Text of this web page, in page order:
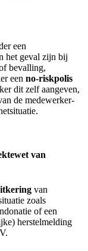
een
het geval zijn bij
bevalling,
een no‑riskpolis
dit zelf aangeven,
de medewerker-
van
van
zoals
of een
herstelmelding